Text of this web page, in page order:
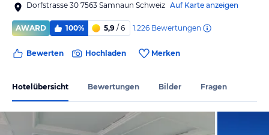
Dorfstrasse 30 7563 Samnaun Schweiz Auf Karte anzeigen
AWARD 100% 5,9 / 6 1.226 Bewertungen
Bewerten Hochladen Merken
Hotelübersicht Bewertungen Bilder Fragen